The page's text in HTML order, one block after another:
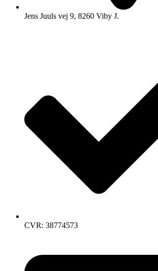
Jens Juuls vej 9, 8260 Viby J.
CVR: 38774573